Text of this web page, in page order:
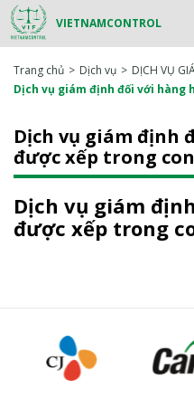
VIETNAMCONTROL
Trang chủ Dịch vụ
DỊCH VỤ
Dịch vụ giám định đối với
Dịch vụ giám định
được xếp trong
Dịch vụ giám
được xếp trong